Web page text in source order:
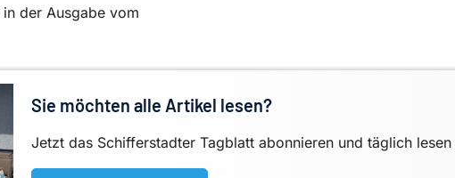
der Ausgabe vom
Sie möchten alle Artikel lesen?
Jetzt das Schifferstadter Tagblatt abonnieren und täglich lesen